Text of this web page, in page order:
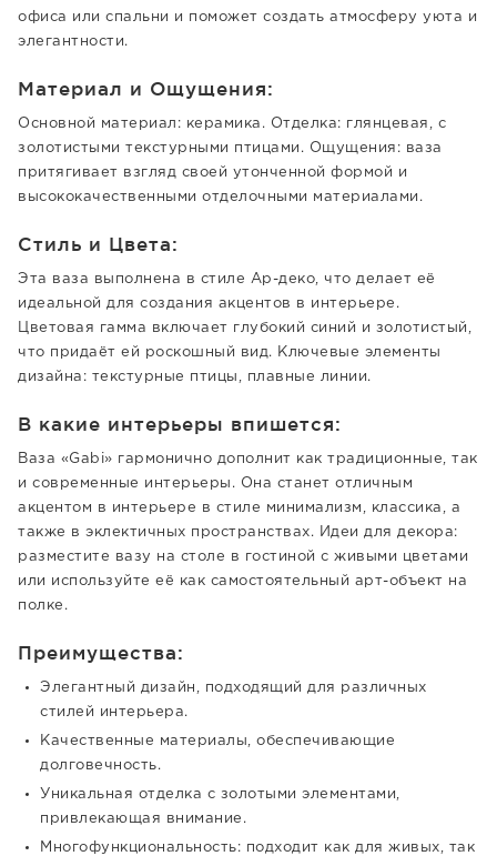
офиса или спальни и поможет создать атмосферу уюта и
элегантности.
Материал и Ощущения:
Основной материал: керамика. Отделка: глянцевая, с
золотистыми текстурными птицами. Ощущения: ваза
притягивает взгляд своей утонченной формой и
высококачественными отделочными материалами.
Стиль и Цвета:
Эта ваза выполнена в стиле Ар-деко, что делает её
идеальной для создания акцентов в интерьере.
Цветовая гамма включает глубокий синий и золотистый,
что придаёт ей роскошный вид. Ключевые элементы
дизайна: текстурные птицы, плавные линии.
В какие интерьеры впишется:
Ваза «Gabi» гармонично дополнит как традиционные, так
и современные интерьеры. Она станет отличным
акцентом в интерьере в стиле минимализм, классика, а
также в эклектичных пространствах. Идеи для декора:
разместите вазу на столе в гостиной с живыми цветами
или используйте её как самостоятельный арт-объект на
полке.
Преимущества:
Элегантный дизайн, подходящий для различных
стилей интерьера.
Качественные материалы, обеспечивающие
долговечность.
Уникальная отделка с золотыми элементами,
привлекающая внимание.
Многофункциональность: подходит как для живых, так